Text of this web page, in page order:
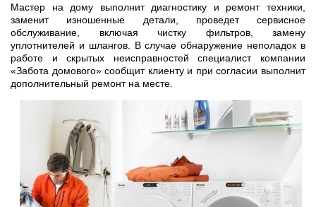
Мастер на дому выполнит диагностику и ремонт техники,
заменит изношенные детали, проведет сервисное
обслуживание, включая чистку фильтров, замену
уплотнителей и шлангов. В случае обнаружение неполадок в
работе и скрытых неисправностей специалист компании
«Забота домового» сообщит клиенту и при согласии выполнит
дополнительный ремонт на месте.